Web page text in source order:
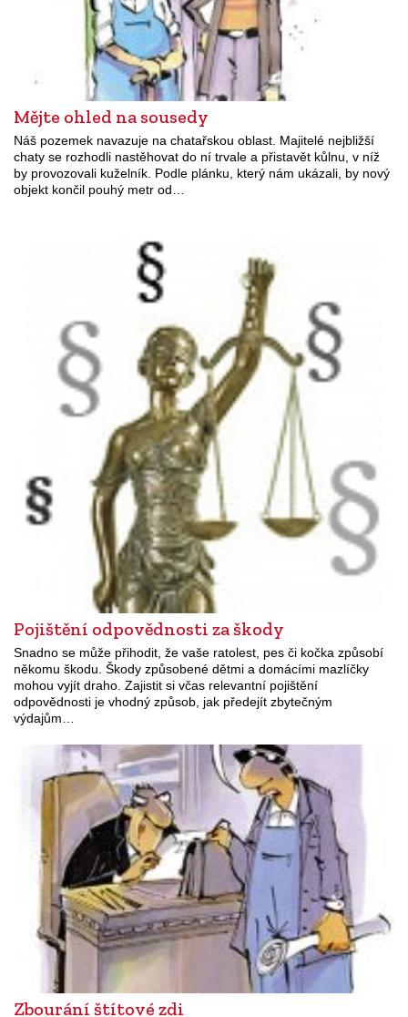
Mějte ohled na sousedy
Náš pozemek navazuje na chatařskou oblast. Majitelé nejbližší
chaty se rozhodli nastěhovat do ní trvale a přistavět kůlnu, v níž
by provozovali kuželník. Podle plánku, který nám ukázali, by nový
objekt končil pouhý metr od…
Pojištění odpovědnosti za škody
Snadno se může přihodit, že vaše ratolest, pes či kočka způsobí
někomu škodu. Škody způsobené dětmi a domácími mazlíčky
mohou vyjít draho. Zajistit si včas relevantní pojištění
odpovědnosti je vhodný způsob, jak předejít zbytečným
výdajům…
Zbourání štítové zdi